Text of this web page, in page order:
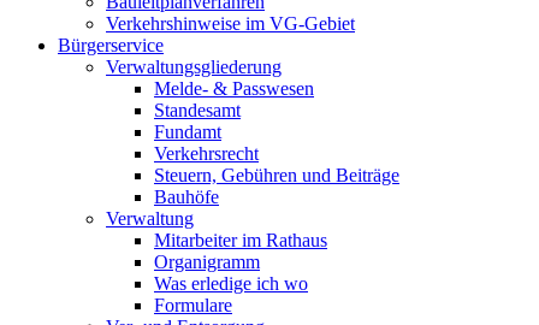
Verkehrshinweise im VG-Gebiet
Bürgerservice
Verwaltungsgliederung
Melde- & Passwesen
Standesamt
Fundamt
Verkehrsrecht
Steuern, Gebühren und Beiträge
Bauhöfe
Verwaltung
Mitarbeiter im Rathaus
Organigramm
Was erledige ich wo
Formulare